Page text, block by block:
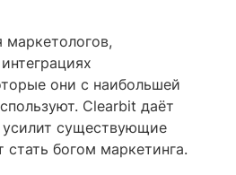
маркетологов,
они с наибольшей
Clearbit даёт
усилит существующие
богом маркетинга.